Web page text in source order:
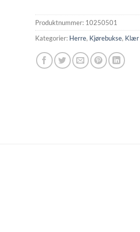
Produktnummer: 10250501
Kategorier: Herre, Kjørebukse, Klær